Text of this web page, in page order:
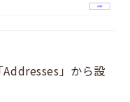
」から設